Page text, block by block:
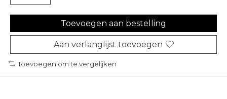
Toevoegen aan bestelling
Aan verlanglijst toevoegen
Toevoegen om te vergelijken